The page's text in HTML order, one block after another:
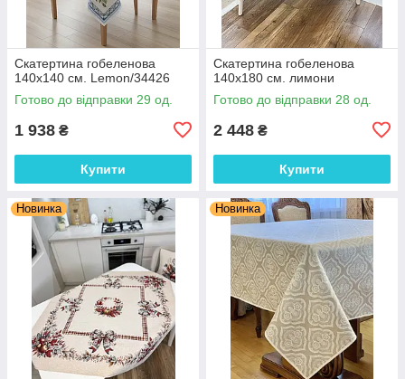
Скатертина гобеленова
140х140 см. Lemon/34426
Готово до відправки 29 од.
1 938 ₴
Купити
Скатертина гобеленова
140х180 см. лимони
Готово до відправки 28 од.
2 448 ₴
Купити
Новинка Новинка